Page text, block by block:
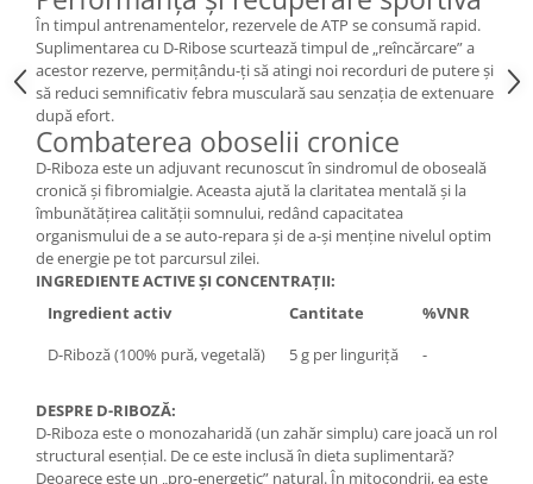
În timpul antrenamentelor, rezervele de ATP se consumă rapid.
Suplimentarea cu D-Ribose scurtează timpul de „reîncărcare” a
acestor rezerve, permițându-ți să atingi noi recorduri de putere și
să reduci semnificativ febra musculară sau senzația de extenuare
după efort.
Combaterea oboselii cronice
D-Riboza este un adjuvant recunoscut în sindromul de oboseală
cronică și fibromialgie. Aceasta ajută la claritatea mentală și la
îmbunătățirea calității somnului, redând capacitatea
organismului de a se auto-repara și de a-și menține nivelul optim
de energie pe tot parcursul zilei.
INGREDIENTE ACTIVE ȘI CONCENTRAȚII:
Ingredient activ
Cantitate
%VNR
D-Riboză (100% pură, vegetală)
5 g per linguriță -
DESPRE D-RIBOZĂ:
D-Riboza este o monozaharidă (un zahăr simplu) care joacă un rol
structural esențial. De ce este inclusă în dieta suplimentară?
Deoarece este un „pro-energetic” natural. În mitocondrii, ea este